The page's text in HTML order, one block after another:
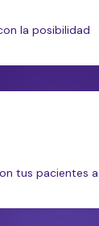
la posibilidad
tus pacientes